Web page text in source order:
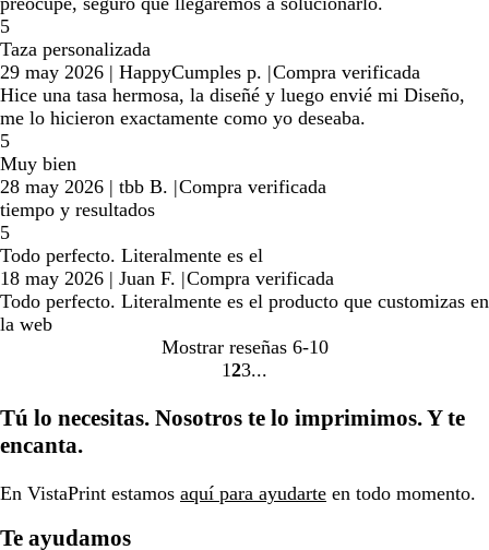
5
Taza personalizada
29 may 2026 | HappyCumples p. |Compra verificada
Hice una tasa hermosa, la diseñé y luego envié mi Diseño,
me lo hicieron exactamente como yo deseaba.
5
Muy bien
28 may 2026 | tbb B. |Compra verificada
tiempo y resultados
5
Todo perfecto. Literalmente es el
18 may 2026 | Juan F. |Compra verificada
Todo perfecto. Literalmente es el producto que customizas en
la web
Mostrar reseñas 6-10
ir
la
1 ir
la
2ir
la
3
Tú lo necesitas. Nosotros te lo imprimimos. Y te
encanta.
En VistaPrint estamos aquí para ayudarte en todo momento.
Te ayudamos